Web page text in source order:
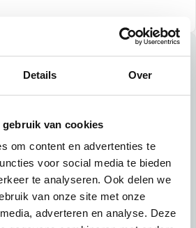
Details Over
gebruik van cookies
om content en advertenties te
voor social media te bieden
te analyseren. Ook delen we
van onze site met onze
adverteren en analyse. Deze
introductie en geef de volgende
of werkzoekend